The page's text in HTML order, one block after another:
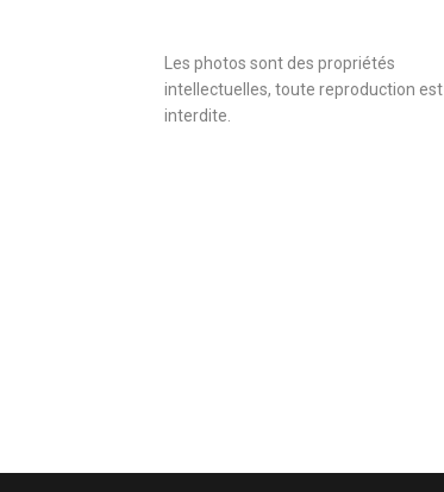
Les photos sont des propriétés
intellectuelles, toute reproduction est
interdite.